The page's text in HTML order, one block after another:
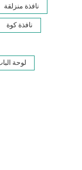
نافذة منزلقة
نافذة كوة
لوحة